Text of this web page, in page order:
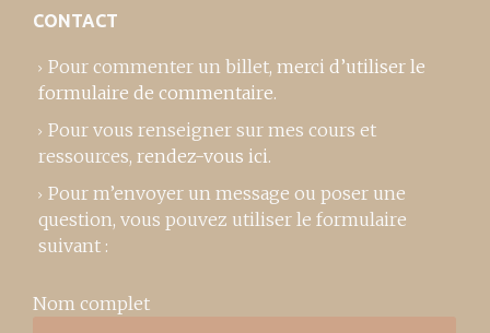
CONTACT
Pour commenter un billet, merci d’utiliser le
formulaire de commentaire.
Pour vous renseigner sur mes cours et
ressources, rendez-vous ici.
Pour m’envoyer un message ou poser une
question, vous pouvez utiliser le formulaire
suivant :
Nom complet